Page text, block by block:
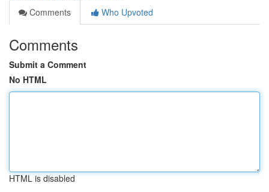
Comments
Who Upvoted
Comments
Submit a Comment
No HTML
HTML is disabled